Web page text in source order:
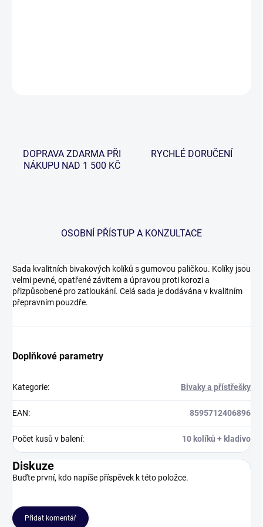
DOPRAVA ZDARMA PŘI
NÁKUPU NAD 1 500 KČ
RYCHLÉ DORUČENÍ
OSOBNÍ PŘÍSTUP A KONZULTACE
Sada kvalitních bivakových kolíků s gumovou paličkou. Kolíky jsou
velmi pevné, opatřené závitem a úpravou proti korozi a
přizpůsobené pro zatloukání. Celá sada je dodávána v kvalitním
přepravním pouzdře.
Doplňkové parametry
Kategorie: Bivaky a přístřešky
EAN: 8595712406896
Počet kusů v balení: 10 kolíků + kladivo
Diskuze
Buďte první, kdo napíše příspěvek k této položce.
Přidat komentář